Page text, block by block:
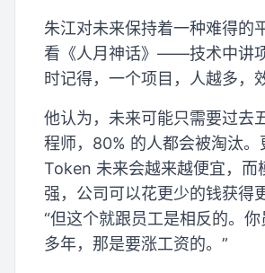
朱江对未来保持着一种难得的
看《人月神话》——技术中讲
时记得，一个项目，人越多，
他认为，未来可能只需要过去
程师，80% 的人都会被淘汰。
Token 未来会越来越便宜，而
强，公司可以花更少的钱获得
“但这个就跟员工是相反的。
多年，那是要涨工资的。”